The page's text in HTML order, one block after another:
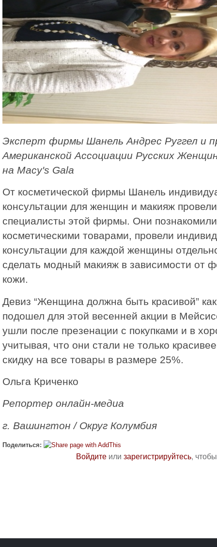
Эксперт фирмы Шанель Андрес Руггел и
Американской Ассоциации Русских
на Macy's Gala
От косметической фирмы Шанель
консультации для женщин и макияж
специалисты этой фирмы. Они
косметическими товарами, провели
консультации для каждой женщины
сделать модный макияж в зависимости от
кожи.
Девиз “Женщина должна быть красивой”
подошел для этой весенней акции в
ушли после презенации с покупками и в
учитывая, что они стали не только
скидку на все товары в размере 25%.
Ольга Криченко
Репортер онлайн-медиа
г. Вашингтон / Округ Колумбия
Поделиться:
Войдите илизарегистрируйтесь,